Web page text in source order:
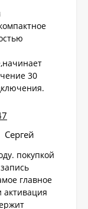
30
Сергей
покупкой
главное
активация